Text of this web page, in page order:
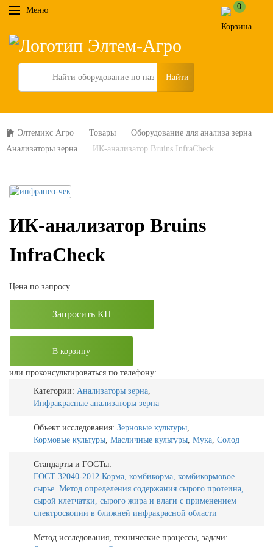
Меню 0
Search
Элтемикс Агро Товары
Оборудование для анализа зерна
Анализаторы зерна
ИК-анализатор Bruins InfraCheck
ИК-анализатор Bruins
InfraCheck
Цена по запросу
Запросить КП
В корзину
или проконсультироваться по телефону:
Категории: Анализаторы зерна,
Инфракрасные анализаторы зерна
Объект исследования: Зерновые культуры,
Кормовые культуры, Масличные культуры, Мука, Солод
Стандарты и ГОСТы:
ГОСТ 32040-2012 Корма, комбикорма, комбикормовое
сырье. Метод определения содержания сырого протеина,
сырой клетчатки, сырого жира и влаги с применением
спектроскопии в ближней инфракрасной области
Метод исследования, технические процессы, задачи: